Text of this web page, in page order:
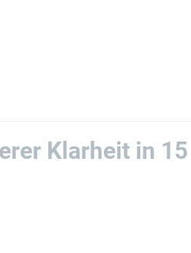
Klarheit in 15